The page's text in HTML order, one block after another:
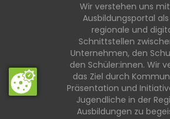
Wir verstehen uns
Ausbildungsportal
regionale und
Schnittstellen
Unternehmen, den
den Schüler:innen. Wir
das Ziel durch
Präsentation und
Jugendliche in der
Ausbildungen zu